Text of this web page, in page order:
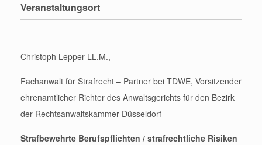
Veranstaltungsort
Christoph Lepper LL.M.,
Fachanwalt für Strafrecht – Partner bei TDWE, Vorsitzender
ehrenamtlicher Richter des Anwaltsgerichts für den Bezirk
der Rechtsanwaltskammer Düsseldorf
Strafbewehrte Berufspflichten / strafrechtliche Risiken